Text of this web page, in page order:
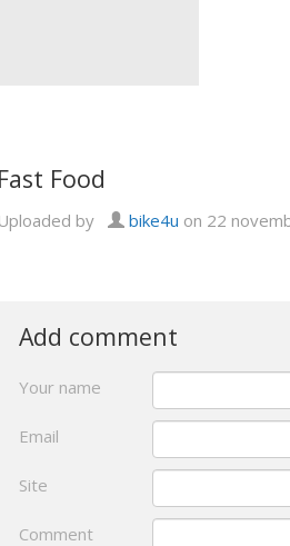
Fast Food
Uploaded by bike4u on 22
Add comment
Your name
Email
Site
Comment